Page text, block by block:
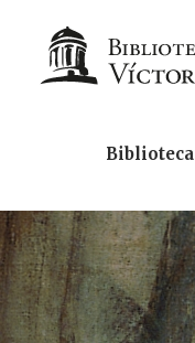
Biblioteca